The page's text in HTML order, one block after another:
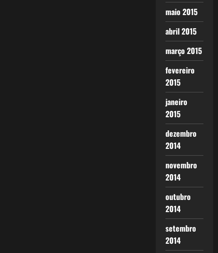
maio 2015
abril 2015
março 2015
fevereiro
2015
janeiro
2015
dezembro
2014
novembro
2014
outubro
2014
setembro
2014